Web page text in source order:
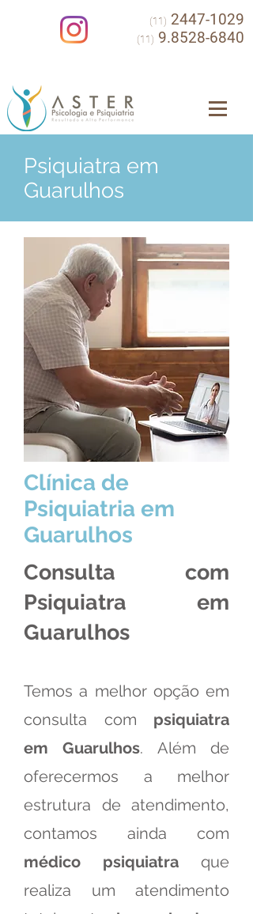
(11) 2447-1029
(11) 9.8528-6840
Psiquiatra em
Guarulhos
Clínica de
Psiquiatria em
Guarulhos
Consulta com
Psiquiatra em
Guarulhos
Temos a melhor opção em
consulta com psiquiatra
em Guarulhos. Além de
oferecermos a melhor
estrutura de atendimento,
contamos ainda com
médico psiquiatra que
realiza um atendimento